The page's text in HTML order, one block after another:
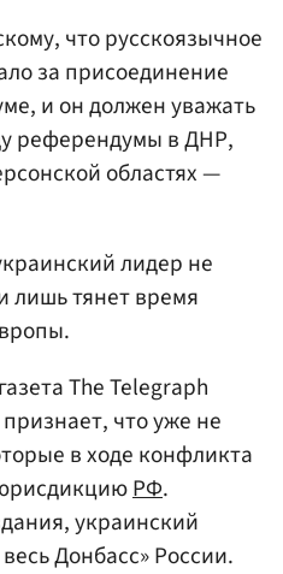
что русскоязычное
за присоединение
и он должен уважать
референдумы в ДНР,
областях —
лидер не
лишь тянет время
The Telegraph
что уже не
в ходе конфликта
РФ.
украинский
Донбасс» России.